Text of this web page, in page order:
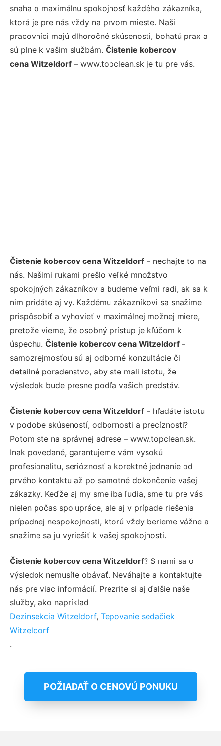
snaha o maximálnu spokojnosť každého zákazníka,
ktorá je pre nás vždy na prvom mieste. Naši
pracovníci majú dlhoročné skúsenosti, bohatú prax a
sú plne k vašim službám. Čistenie kobercov
cena Witzeldorf – www.topclean.sk je tu pre vás.
Čistenie kobercov cena Witzeldorf – nechajte to na
nás. Našimi rukami prešlo veľké množstvo
spokojných zákazníkov a budeme veľmi radi, ak sa k
nim pridáte aj vy. Každému zákazníkovi sa snažíme
prispôsobiť a vyhovieť v maximálnej možnej miere,
pretože vieme, že osobný prístup je kľúčom k
úspechu. Čistenie kobercov cena Witzeldorf –
samozrejmosťou sú aj odborné konzultácie či
detailné poradenstvo, aby ste mali istotu, že
výsledok bude presne podľa vašich predstáv.
Čistenie kobercov cena Witzeldorf – hľadáte istotu
v podobe skúseností, odbornosti a precíznosti?
Potom ste na správnej adrese – www.topclean.sk.
Inak povedané, garantujeme vám vysokú
profesionalitu, serióznosť a korektné jednanie od
prvého kontaktu až po samotné dokončenie vašej
zákazky. Keďže aj my sme iba ľudia, sme tu pre vás
nielen počas spolupráce, ale aj v prípade riešenia
prípadnej nespokojnosti, ktorú vždy berieme vážne a
snažíme sa ju vyriešiť k vašej spokojnosti.
Čistenie kobercov cena Witzeldorf? S nami sa o
výsledok nemusíte obávať. Neváhajte a kontaktujte
nás pre viac informácií. Prezrite si aj ďalšie naše
služby, ako napríklad
Dezinsekcia Witzeldorf, Tepovanie sedačiek
Witzeldorf
.
POŽIADAŤ O CENOVÚ PONUKU